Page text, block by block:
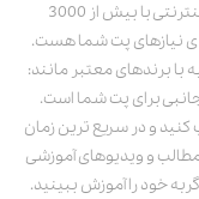
پت استور به عنوان یکی از قدیمی‌ترین پت شاپ های اینترنتی با بیش از 3000
ی نیازهای پت شما هست.
برندهای معتبر مانند:
برای پت شما است.
کنید و در سریع ترین زمان
و ویدیوهای آموزشی
خود را آموزش ببینید.